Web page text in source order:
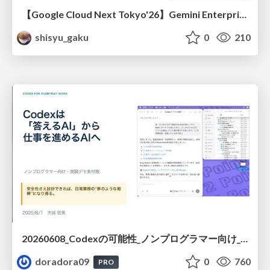
【Google Cloud Next Tokyo'26】Gemini Enterprise と Oracle AI Database で実現する、 業務データ活用を実現する AI エージェント実装
shisyu_gaku
0 210
20260608_Codexの可能性_ノンプログラマー向け_大城追記
doradora09
PRO 0 760